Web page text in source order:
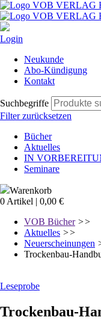
Verlag
Bücher
Textausgaben
VOB
Die
wichtigen
Baubücher
Unsere
Reports
(Printversion)
Unsere
Reports
(digitale
Unsere
Datenbanken
für
die
Urteilsversand
Aktuelles
Login
überspringen
Neukunde
Abo-Kündigung
Kontakt
Suchbegriffe
Filter zurücksetzen
überspringen
Bücher
Aktuelles
IN
Seminare
Warenkorb
0 Artikel | 0,00 €
VOB Bücher >>
Aktuelles >>
Neuerscheinungen
Trockenbau-
Leseprobe
Trockenbau-